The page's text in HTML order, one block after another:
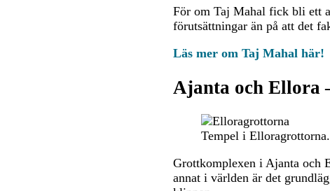
För om Taj Mahal fick bli ett
förutsättningar än på att det
Läs mer om Taj Mahal här!
Ajanta och Ellora
Tempel i
Grottkomplexen i Ajanta och
annat i världen är det